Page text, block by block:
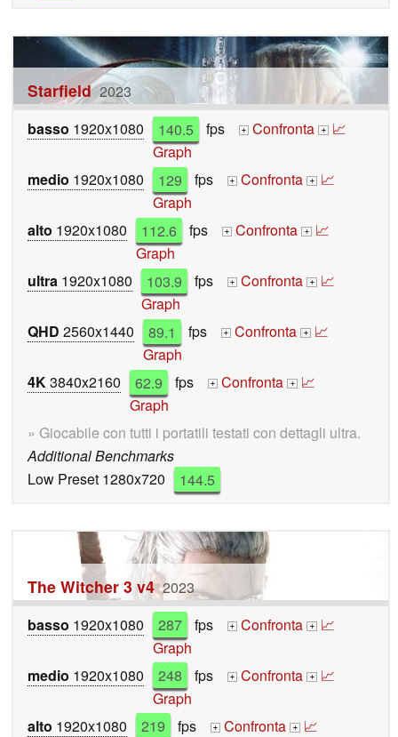
Starfield 2023
basso 1920x1080 140.5 fps + Confronta + 📈
Graph
medio 1920x1080 129 fps + Confronta + 📈
Graph
alto 1920x1080 112.6 fps + Confronta + 📈
Graph
ultra 1920x1080 103.9 fps + Confronta + 📈
Graph
QHD 2560x1440 89.1 fps + Confronta + 📈
Graph
4K3840x2160 62.9 fps + Confronta + 📈
Graph
» Giocabile con tutti i portatili testati con dettagli ultra.
Additional Benchmarks
Low Preset 1280x720
144.5
The Witcher 3 v4 2023
basso 1920x1080 287 fps + Confronta + 📈
Graph
medio 1920x1080 248 fps + Confronta + 📈
Graph
alto 1920x1080 219 fps + Confronta + 📈